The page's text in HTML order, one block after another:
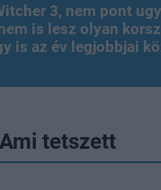
3, nem pont
is lesz olyan
is az év legjobbjai
Ami tetszett